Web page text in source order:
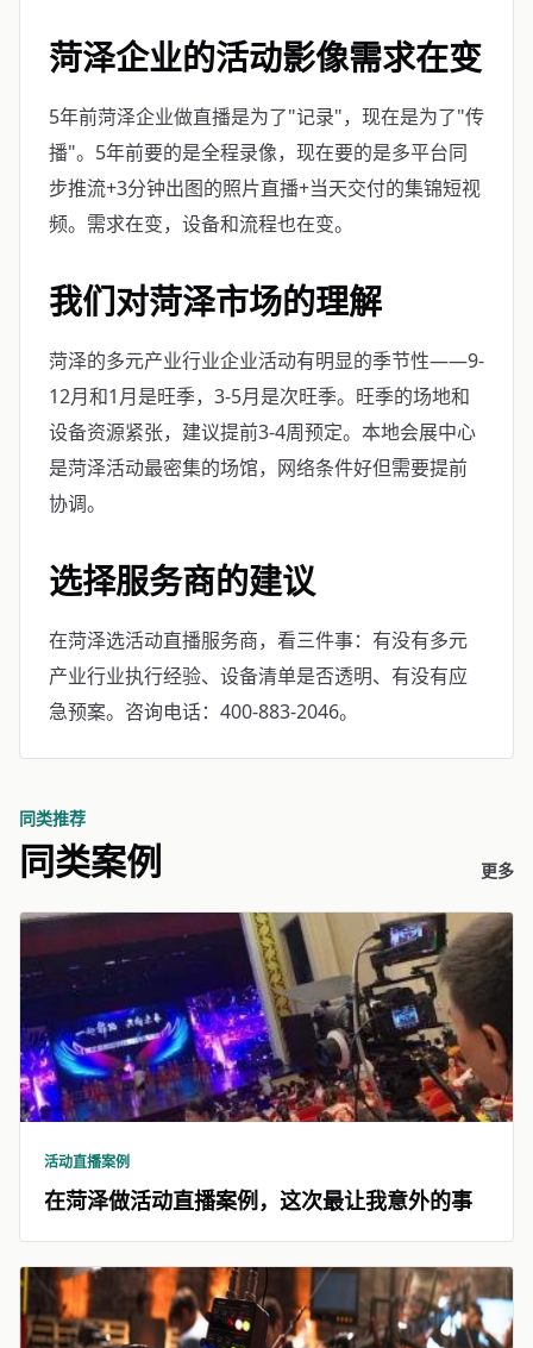
菏泽企业的活动影像需求在变
5年前菏泽企业做直播是为了"记录"，现在是为了"传
播"。5年前要的是全程录像，现在要的是多平台同
步推流+3分钟出图的照片直播+当天交付的集锦短视
频。需求在变，设备和流程也在变。
我们对菏泽市场的理解
菏泽的多元产业行业企业活动有明显的季节性——9-
12月和1月是旺季，3-5月是次旺季。旺季的场地和
设备资源紧张，建议提前3-4周预定。本地会展中心
是菏泽活动最密集的场馆，网络条件好但需要提前
协调。
选择服务商的建议
在菏泽选活动直播服务商，看三件事：有没有多元
产业行业执行经验、设备清单是否透明、有没有应
急预案。咨询电话：400-883-2046。
同类推荐
同类案例 更多
活动直播案例
在菏泽做活动直播案例，这次最让我意外的事